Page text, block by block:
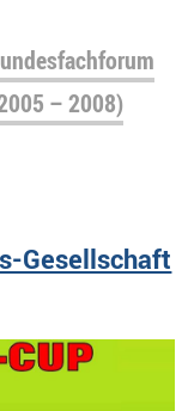
– 2008)
Gesellschaft